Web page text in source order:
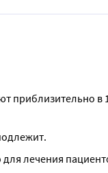
приблизительно
лечения